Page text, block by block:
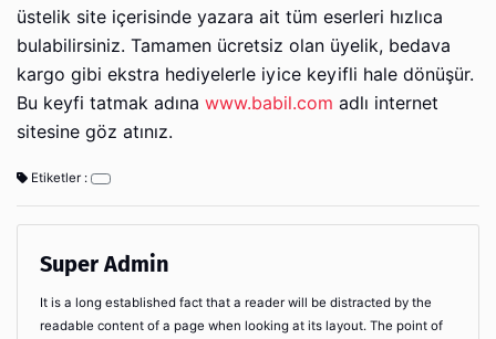
üstelik site içerisinde yazara ait tüm eserleri hızlıca
bulabilirsiniz. Tamamen ücretsiz olan üyelik, bedava
kargo gibi ekstra hediyelerle iyice keyifli hale dönüşür.
Bu keyfi tatmak adına www.babil.com adlı internet
sitesine göz atınız.
Etiketler :
Super Admin
It is a long established fact that a reader will be distracted by the
readable content of a page when looking at its layout. The point of